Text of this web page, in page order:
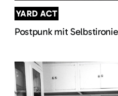
YARD ACT
Postpunk mit Selbstironie